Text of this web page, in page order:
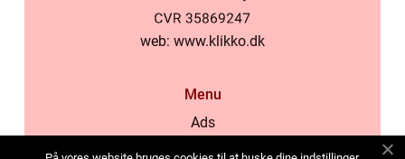
web: www.klikko.dk
Menu
Ads